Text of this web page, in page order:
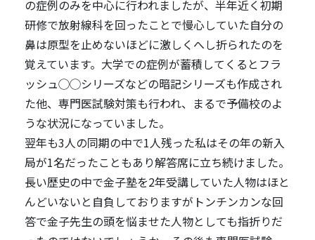
の症例のみを中心に行われましたが、半年近く初期
研修で放射線科を回ったことで慢心していた自分の
鼻は原型を止めないほどに激しくへし折られたのを
覚えています。大学での症例が蓄積してくるとフラ
ッシュ◯◯シリーズなどの暗記シリーズも作成され
た他、専門医試験対策も行われ、まるで予備校のよ
うな状況になっていました。
翌年も3人の同期の中で1人残った私はその年の新入
局が1名だったこともあり解答席に立ち続けました。
長い歴史の中で金子塾を2年受講していた人物はほと
んどいないと自負しておりますがトンチンカンな回
答で金子先生の頭を悩ませた人物としても指折りだ